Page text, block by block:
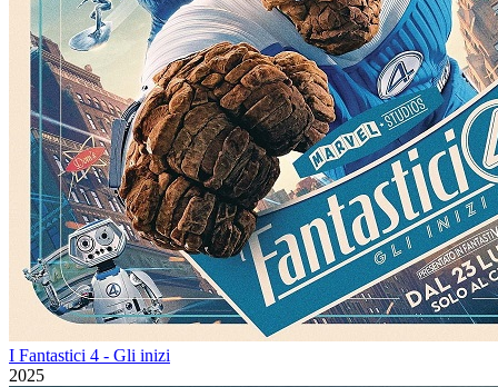
I Fantastici 4 - Gli inizi
2025